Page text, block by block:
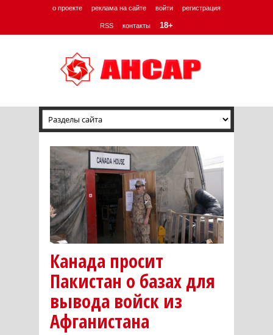
о проекте реклама на сайте войти регистрация
RSS контакты 18+
Канада просит
Пакистан о базах для
вывода войск из
Афганистана